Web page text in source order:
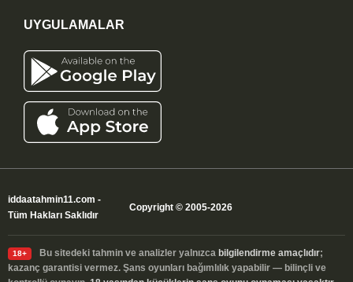
UYGULAMALAR
iddaatahmin11.com -
Tüm Hakları Saklıdır
Copyright © 2005-2026
18+ Bu sitedeki tahmin ve analizler yalnızca bilgilendirme amaçlıdır;
kazanç garantisi vermez. Şans oyunları bağımlılık yapabilir — bilinçli ve